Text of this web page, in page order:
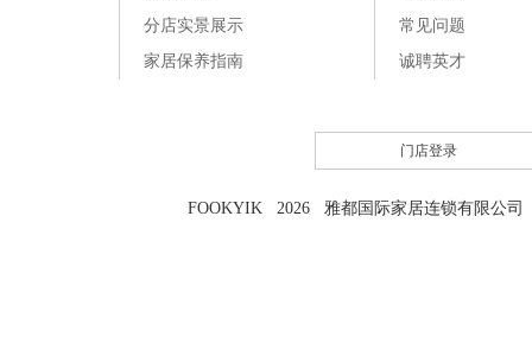
分店实景展示
家居保养指南
常见问题
诚聘英才
门店登录
FOOKYIK 2026 雅都国际家居连锁有限公司